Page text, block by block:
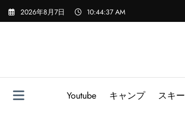
ス
2026年8月7日 10:44:38 AM
Youtube キャンプ スキー